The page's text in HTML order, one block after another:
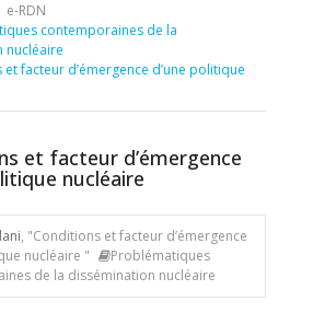
e-RDN
contemporaines de la
nucléaire
facteur d’émergence d’une politique
et facteur d’émergence
nucléaire
, "Conditions et facteur d’émergence
nucléaire "
Problématiques
de la dissémination nucléaire